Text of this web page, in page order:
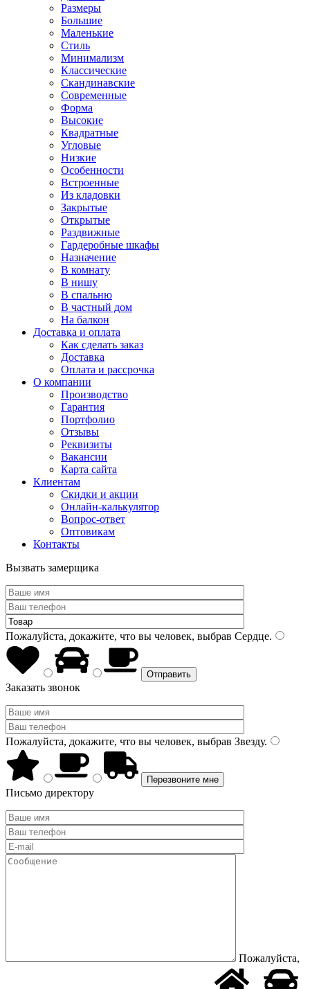
Размеры
Большие
Маленькие
Стиль
Минимализм
Классические
Скандинавские
Современные
Форма
Высокие
Квадратные
Угловые
Низкие
Особенности
Встроенные
Из кладовки
Закрытые
Открытые
Раздвижные
Гардеробные шкафы
Назначение
В комнату
В нишу
В спальню
В частный дом
На балкон
Доставка и оплата
Как сделать заказ
Доставка
Оплата и рассрочка
О компании
Производство
Гарантия
Портфолио
Отзывы
Реквизиты
Вакансии
Карта сайта
Клиентам
Скидки и акции
Онлайн-калькулятор
Вопрос-ответ
Оптовикам
Контакты
Вызвать замерщика
Пожалуйста, докажите, что вы человек, выбрав Сердце.
Заказать звонок
Пожалуйста, докажите, что вы человек, выбрав Звезду.
Письмо директору
Пожалуйста,